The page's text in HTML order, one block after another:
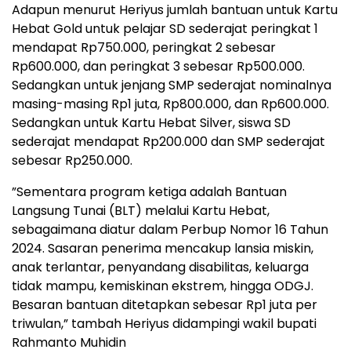
Adapun menurut Heriyus jumlah bantuan untuk Kartu
Hebat Gold untuk pelajar SD sederajat peringkat 1
mendapat Rp750.000, peringkat 2 sebesar
Rp600.000, dan peringkat 3 sebesar Rp500.000.
Sedangkan untuk jenjang SMP sederajat nominalnya
masing-masing Rp1 juta, Rp800.000, dan Rp600.000.
Sedangkan untuk Kartu Hebat Silver, siswa SD
sederajat mendapat Rp200.000 dan SMP sederajat
sebesar Rp250.000.
”Sementara program ketiga adalah Bantuan
Langsung Tunai (BLT) melalui Kartu Hebat,
sebagaimana diatur dalam Perbup Nomor 16 Tahun
2024. Sasaran penerima mencakup lansia miskin,
anak terlantar, penyandang disabilitas, keluarga
tidak mampu, kemiskinan ekstrem, hingga ODGJ.
Besaran bantuan ditetapkan sebesar Rp1 juta per
triwulan,” tambah Heriyus didampingi wakil bupati
Rahmanto Muhidin